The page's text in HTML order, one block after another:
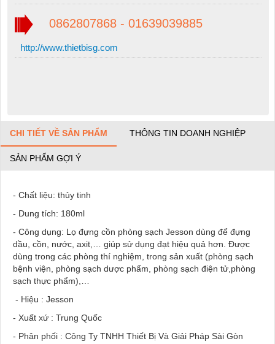
0862807868 - 01639039885
http://www.thietbisg.com
CHI TIẾT VỀ SẢN PHẨM THÔNG TIN DOANH NGHIỆP
SẢN PHẨM GỢI Ý
- Chất liệu: thủy tinh
- Dung tích: 180ml
- Công dụng: Lọ đựng cồn phòng sạch Jesson dùng để đựng
dầu, cồn, nước, axit,… giúp sử dụng đạt hiệu quả hơn. Được
dùng trong các phòng thí nghiệm, trong sản xuất (phòng sạch
bệnh viện, phòng sạch dược phẩm, phòng sạch điện tử,phòng
sạch thực phẩm),…
- Hiệu : Jesson
- Xuất xứ : Trung Quốc
- Phân phối : Công Ty TNHH Thiết Bị Và Giải Pháp Sài Gòn